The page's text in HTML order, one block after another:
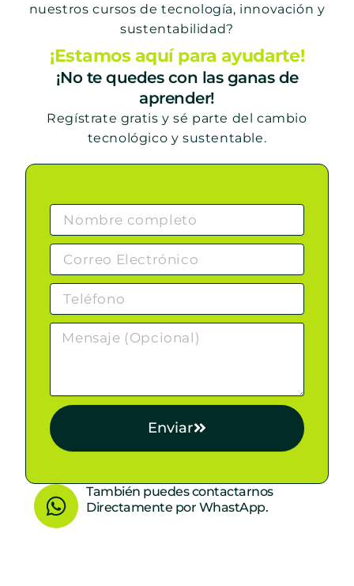
nuestros cursos de tecnología, innovación y
sustentabilidad?
¡Estamos aquí para ayudarte!
¡No te quedes con las ganas de
aprender!
Regístrate gratis y sé parte del cambio
tecnológico y sustentable.
Enviar
W
h
También puedes contactarnos
Directamente por WhastApp.